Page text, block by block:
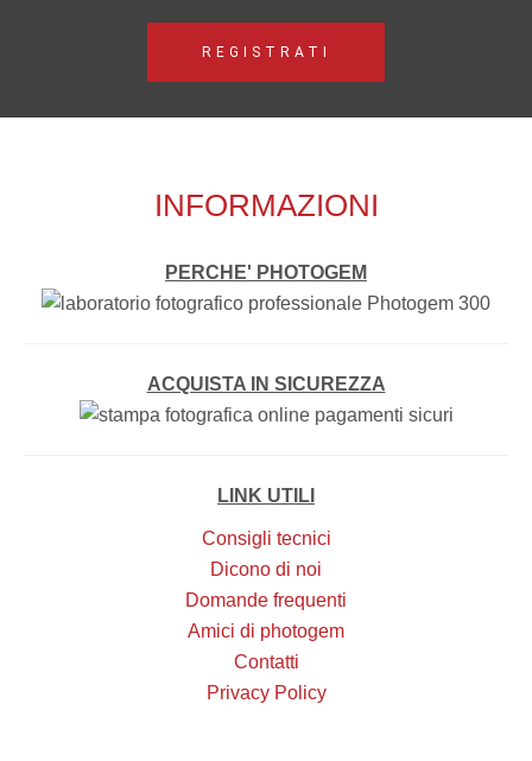
REGISTRATI
INFORMAZIONI
PERCHE' PHOTOGEM
ACQUISTA IN SICUREZZA
LINK UTILI
Consigli tecnici
Dicono di noi
Domande frequenti
Amici di photogem
Contatti
Privacy Policy